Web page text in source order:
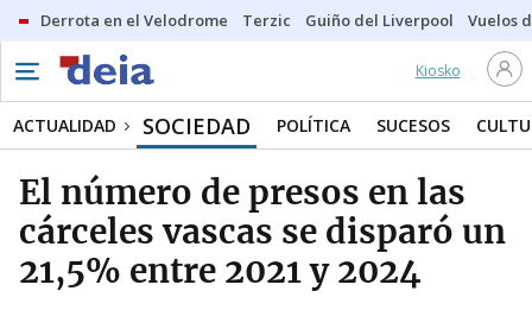
Derrota en el Velodrome Terzic Guiño del Liverpool Vuelos
Kiosko
ACTUALIDAD SOCIEDAD POLÍTICA SUCESOS
El número de presos en las
cárceles vascas se disparó un
21,5% entre 2021 y 2024